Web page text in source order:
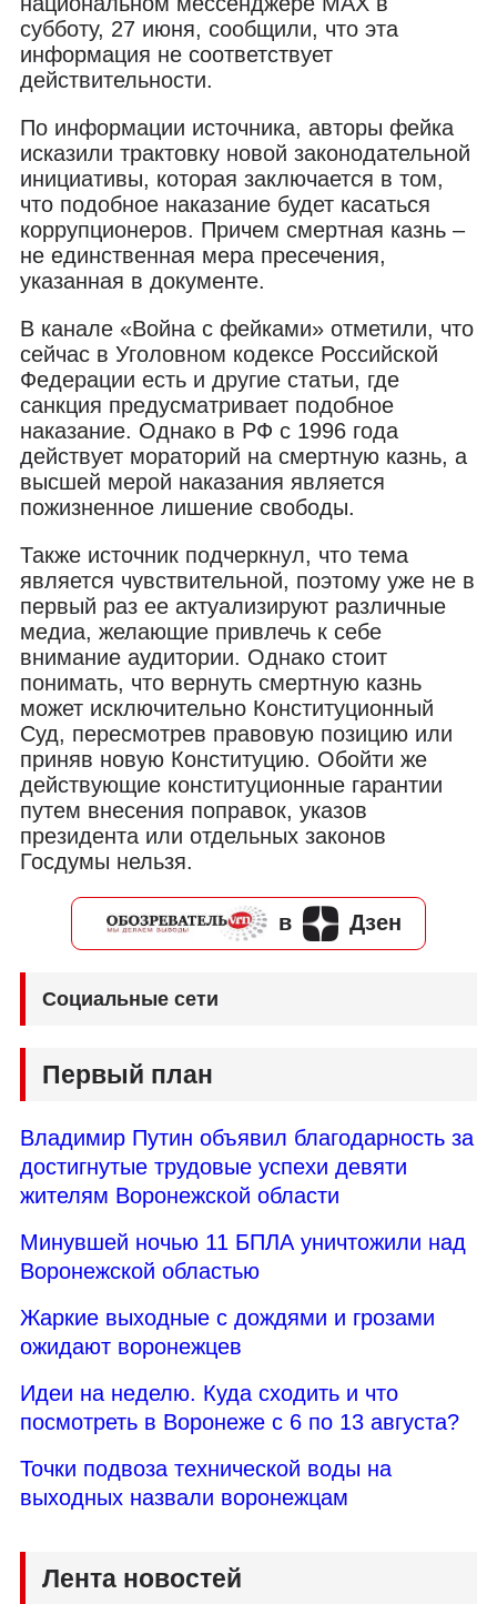
субботу, 27 июня, сообщили, что эта
информация не соответствует
действительности.
По информации источника, авторы фейка
исказили трактовку новой законодательной
инициативы, которая заключается в том,
что подобное наказание будет касаться
коррупционеров. Причем смертная казнь –
не единственная мера пресечения,
указанная в документе.
В канале «Война с фейками» отметили, что
сейчас в Уголовном кодексе Российской
Федерации есть и другие статьи, где
санкция предусматривает подобное
наказание. Однако в РФ с 1996 года
действует мораторий на смертную казнь, а
высшей мерой наказания является
пожизненное лишение свободы.
Также источник подчеркнул, что тема
является чувствительной, поэтому уже не в
первый раз ее актуализируют различные
медиа, желающие привлечь к себе
внимание аудитории. Однако стоит
понимать, что вернуть смертную казнь
может исключительно Конституционный
Суд, пересмотрев правовую позицию или
приняв новую Конституцию. Обойти же
действующие конституционные гарантии
путем внесения поправок, указов
президента или отдельных законов
Госдумы нельзя.
в Дзен
Социальные сети
Первый план
Владимир Путин объявил благодарность за
достигнутые трудовые успехи девяти
жителям Воронежской области
Минувшей ночью 11 БПЛА уничтожили над
Воронежской областью
Жаркие выходные с дождями и грозами
ожидают воронежцев
Идеи на неделю. Куда сходить и что
посмотреть в Воронеже с 6 по 13 августа?
Точки подвоза технической воды на
выходных назвали воронежцам
Лента новостей